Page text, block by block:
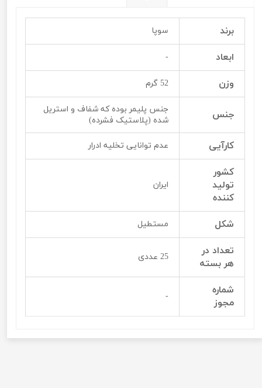
برند سوپا
ابعاد -
وزن 52 گرم
جنس
جنس پلیمر بوده که شفاف و استریل
شده (پلاستیک فشرده)
کارآیی عدم توانایی تخلیه ادرار
کشور
تولید
کننده
ایران
شکل مستطیل
تعداد در
هر بسته
25 عددی
شماره
مجوز
-